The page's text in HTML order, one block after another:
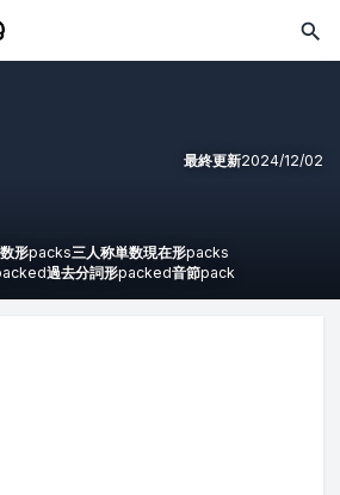
最終更新2024/12/02
形packs三人称単数現在形packs
過去分詞形packed音節pack